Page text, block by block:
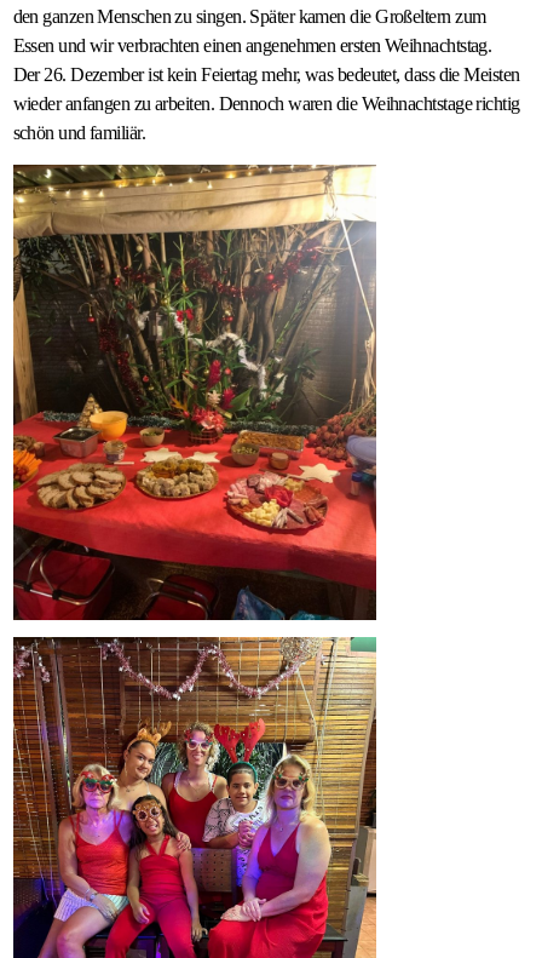
den ganzen Menschen zu singen. Später kamen die Großeltern zum
Essen und wir verbrachten einen angenehmen ersten Weihnachtstag.
Der 26. Dezember ist kein Feiertag mehr, was bedeutet, dass die Meisten
wieder anfangen zu arbeiten. Dennoch waren die Weihnachtstage richtig
schön und familiär.